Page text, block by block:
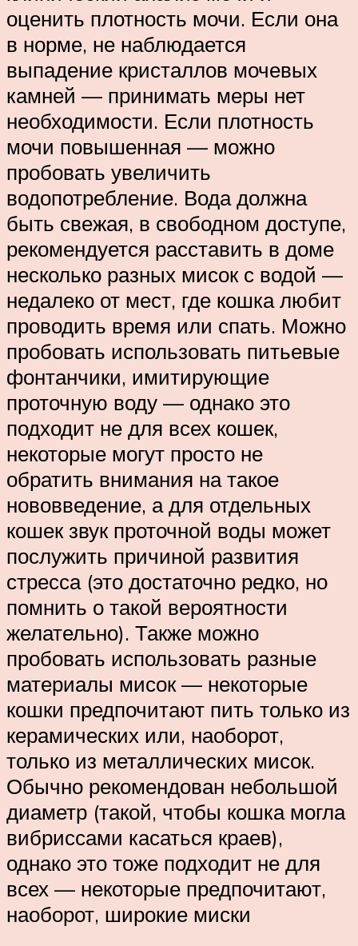
оценить плотность мочи. Если она
в норме, не наблюдается
выпадение кристаллов мочевых
камней — принимать меры нет
необходимости. Если плотность
мочи повышенная — можно
пробовать увеличить
водопотребление. Вода должна
быть свежая, в свободном доступе,
рекомендуется расставить в доме
несколько разных мисок с водой —
недалеко от мест, где кошка любит
проводить время или спать. Можно
пробовать использовать питьевые
фонтанчики, имитирующие
проточную воду — однако это
подходит не для всех кошек,
некоторые могут просто не
обратить внимания на такое
нововведение, а для отдельных
кошек звук проточной воды может
послужить причиной развития
стресса (это достаточно редко, но
помнить о такой вероятности
желательно). Также можно
пробовать использовать разные
материалы мисок — некоторые
кошки предпочитают пить только из
керамических или, наоборот,
только из металлических мисок.
Обычно рекомендован небольшой
диаметр (такой, чтобы кошка могла
вибриссами касаться краев),
однако это тоже подходит не для
всех — некоторые предпочитают,
наоборот, широкие миски